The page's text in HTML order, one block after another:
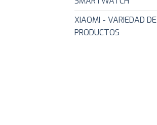
XIAOMI - VARIEDAD DE
PRODUCTOS